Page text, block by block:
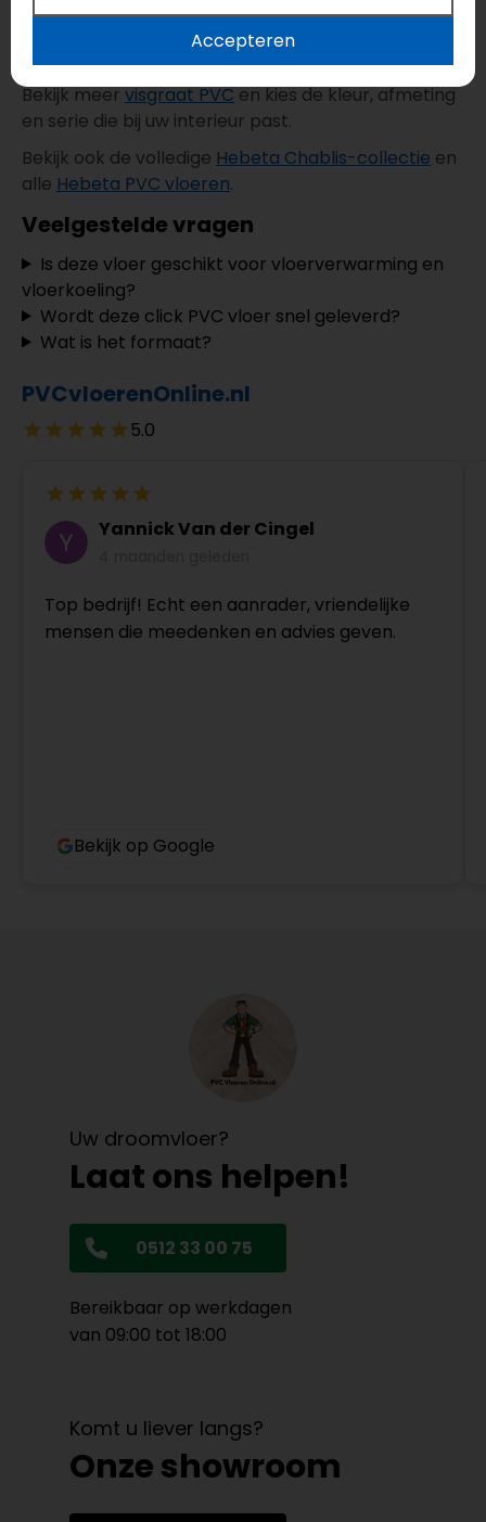
geschikte PVC-reiniger is voldoende. Vermijd
overmatig water en agressieve
Bekijk meervisgraat PVCen kies de kleur, afmeting
en serie die bij uw interieur past.
Bekijk ook de volledige Hebeta Chablis-collectie en
alle Hebeta PVC vloeren.
Veelgestelde vragen
Is deze vloer geschikt voor vloerverwarming en
vloerkoeling?
Wordt deze click PVC vloer snel geleverd?
Wat is het formaat?
PVCvloerenOnline.nl
5.0
Yannick Van der Cingel
Top bedrijf! Echt een aanrader, vriendelijke
mensen die meedenken en advies geven.
Bekijk op Google
Accepteren
Uw droomvloer?
Laat ons helpen!
0512 33 00 75
Bereikbaar op werkdagen
van 09:00 tot 18:00
Komt u liever langs?
Onze showroom